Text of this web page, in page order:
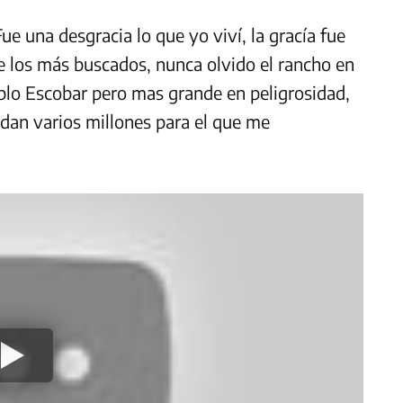
una desgracia lo que yo viví, la gracía fue
más buscados, nunca olvido el rancho en
Escobar pero mas grande en peligrosidad,
varios millones para el que me